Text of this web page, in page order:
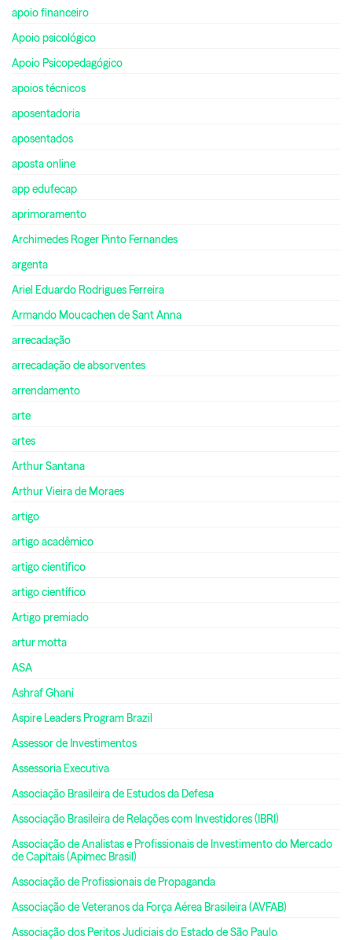
apoio financeiro
Apoio psicológico
Apoio Psicopedagógico
apoios técnicos
aposentadoria
aposentados
aposta online
app edufecap
aprimoramento
Archimedes Roger Pinto Fernandes
argenta
Ariel Eduardo Rodrigues Ferreira
Armando Moucachen de Sant Anna
arrecadação
arrecadação de absorventes
arrendamento
arte
artes
Arthur Santana
Arthur Vieira de Moraes
artigo
artigo acadêmico
artigo cientifico
artigo científico
Artigo premiado
artur motta
ASA
Ashraf Ghani
Aspire Leaders Program Brazil
Assessor de Investimentos
Assessoria Executiva
Associação Brasileira de Estudos da Defesa
Associação Brasileira de Relações com Investidores (IBRI)
Associação de Analistas e Profissionais de Investimento do Mercado
de Capitais (Apimec Brasil)
Associação de Profissionais de Propaganda
Associação de Veteranos da Força Aérea Brasileira (AVFAB)
Associação dos Peritos Judiciais do Estado de São Paulo